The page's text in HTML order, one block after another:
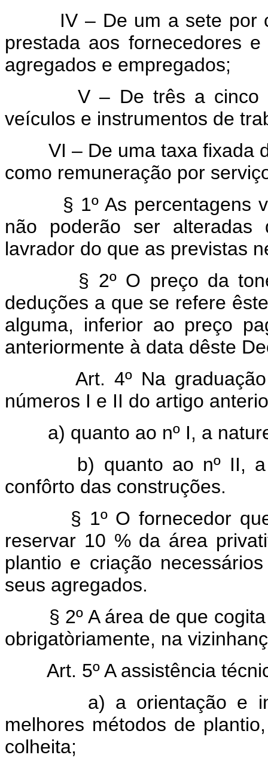
IV – De um a sete por
prestada aos fornecedores
agregados e empregados;
V – De três a cinco por
veículos e instrumentos de
VI – De uma taxa fixada
como remuneração por
§ 1º As percentagens
não poderão ser alteradas
lavrador do que as previstas
§ 2º O preço da
deduções a que se refere
alguma, inferior ao preço
anteriormente à data dêste
Art. 4º Na
números I e II do artigo
a) quanto ao nº I, a
b) quanto ao nº II, a
confôrto das construções.
§ 1º O fornecedor que
reservar 10 % da área
plantio e criação
seus agregados.
§ 2º A área de que cogita
obrigatòriamente, na
Art. 5º A assistência
a) a orientação e
melhores métodos de
colheita;